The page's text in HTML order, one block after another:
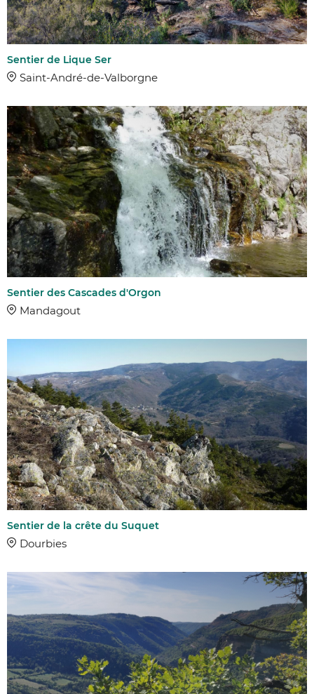
Sentier de Lique Ser
Saint-André-de-Valborgne
Sentier des Cascades d'Orgon
Mandagout
Sentier de la crête du Suquet
Dourbies